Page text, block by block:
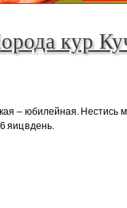
кур
– юбилейная. Нестись
яиц в день.